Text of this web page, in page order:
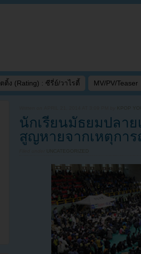
ตติ้ง (Rating) : ซีรี่ย์/วาไรตี้ MV/PV/Teaser
KPOP
นักเรียนมัธยมปลา
สูญหายจากเหตุการ
UNCATEGORIZED